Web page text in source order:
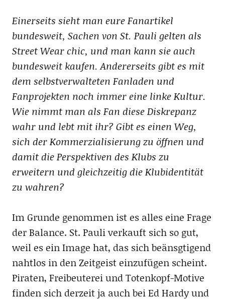
Einerseits sieht man eure Fanartikel
bundesweit, Sachen von St. Pauli gelten als
Street Wear chic, und man kann sie auch
bundesweit kaufen. Andererseits gibt es mit
dem selbstverwalteten Fanladen und
Fanprojekten noch immer eine linke Kultur.
Wie nimmt man als Fan diese Diskrepanz
wahr und lebt mit ihr? Gibt es einen Weg,
sich der Kommerzialisierung zu öffnen und
damit die Perspektiven des Klubs zu
erweitern und gleichzeitig die Klubidentität
zu wahren?
Im Grunde genommen ist es alles eine Frage
der Balance. St. Pauli verkauft sich so gut,
weil es ein Image hat, das sich beänsgtigend
nahtlos in den Zeitgeist einzufügen scheint.
Piraten, Freibeuterei und Totenkopf-Motive
finden sich derzeit ja auch bei Ed Hardy und